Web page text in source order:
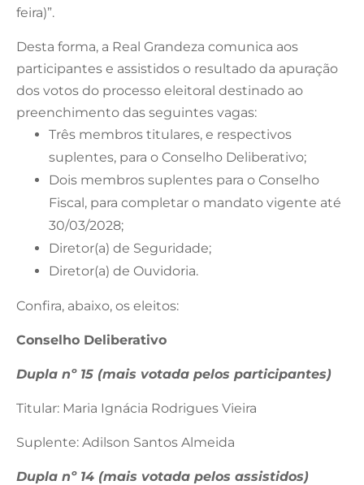
feira)”.
Desta forma, a Real Grandeza comunica aos
participantes e assistidos o resultado da apuração
dos votos do processo eleitoral destinado ao
preenchimento das seguintes vagas:
Três membros titulares, e respectivos
suplentes, para o Conselho Deliberativo;
Dois membros suplentes para o Conselho
Fiscal, para completar o mandato vigente até
30/03/2028;
Diretor(a) de Seguridade;
Diretor(a) de Ouvidoria.
Confira, abaixo, os eleitos:
Conselho Deliberativo
Dupla nº 15 (mais votada pelos participantes)
Titular: Maria Ignácia Rodrigues Vieira
Suplente: Adilson Santos Almeida
Dupla nº 14 (mais votada pelos assistidos)